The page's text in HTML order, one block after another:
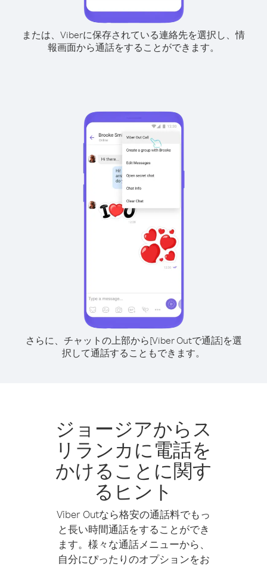
または、Viberに保存されている連絡先を選択し、情
報画面から通話をすることができます。
さらに、チャットの上部から[Viber Outで通話]を選
択して通話することもできます。
ジョージアからス
リランカに電話を
かけることに関す
るヒント
Viber Outなら格安の通話料でもっ
と長い時間通話をすることができ
ます。様々な通話メニューから、
自分にぴったりのオプションをお